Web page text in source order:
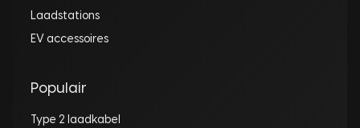
Laadstations
EV accessoires
Populair
Type 2 laadkabel